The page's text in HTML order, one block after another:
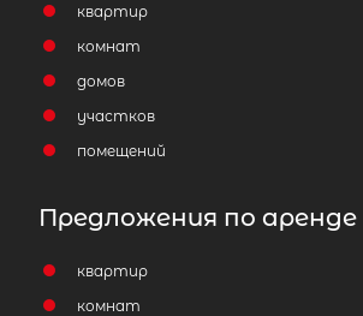
квартир
комнат
домов
участков
помещений
Предложения по аренде
квартир
комнат